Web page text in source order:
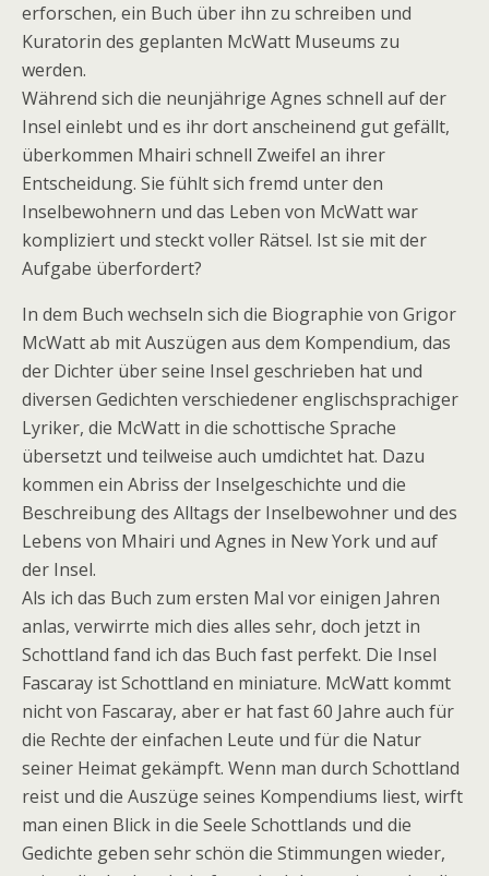
erforschen, ein Buch über ihn zu schreiben und
Kuratorin des geplanten McWatt Museums zu
werden.
Während sich die neunjährige Agnes schnell auf der
Insel einlebt und es ihr dort anscheinend gut gefällt,
überkommen Mhairi schnell Zweifel an ihrer
Entscheidung. Sie fühlt sich fremd unter den
Inselbewohnern und das Leben von McWatt war
kompliziert und steckt voller Rätsel. Ist sie mit der
Aufgabe überfordert?
In dem Buch wechseln sich die Biographie von Grigor
McWatt ab mit Auszügen aus dem Kompendium, das
der Dichter über seine Insel geschrieben hat und
diversen Gedichten verschiedener englischsprachiger
Lyriker, die McWatt in die schottische Sprache
übersetzt und teilweise auch umdichtet hat. Dazu
kommen ein Abriss der Inselgeschichte und die
Beschreibung des Alltags der Inselbewohner und des
Lebens von Mhairi und Agnes in New York und auf
der Insel.
Als ich das Buch zum ersten Mal vor einigen Jahren
anlas, verwirrte mich dies alles sehr, doch jetzt in
Schottland fand ich das Buch fast perfekt. Die Insel
Fascaray ist Schottland en miniature. McWatt kommt
nicht von Fascaray, aber er hat fast 60 Jahre auch für
die Rechte der einfachen Leute und für die Natur
seiner Heimat gekämpft. Wenn man durch Schottland
reist und die Auszüge seines Kompendiums liest, wirft
man einen Blick in die Seele Schottlands und die
Gedichte geben sehr schön die Stimmungen wieder,